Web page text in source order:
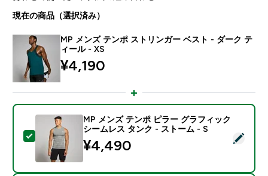
現在の商品（選択済み）
MP メンズ テンポ ストリンガー ベスト - ダーク テ
ィール - XS
¥4,190‎
この商品を選択 - MP メンズ テンポ ピラー グラフィ
MP メンズ テンポ ピラー グラフィック
シームレス タンク - ストーム - S
¥4,490‎